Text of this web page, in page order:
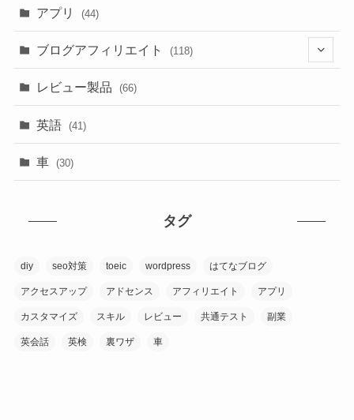
アプリ (44)
ブログアフィリエイト (118)
(17)
レビュー製品 (66)
英語 (41)
車 (30)
タグ
diy seo対策 toeic wordpress はてなブログ
アクセスアップ アドセンス アフィリエイト アプリ
カスタマイズ スキル レビュー 共通テスト 副業
英会話 英検 裏ワザ 車